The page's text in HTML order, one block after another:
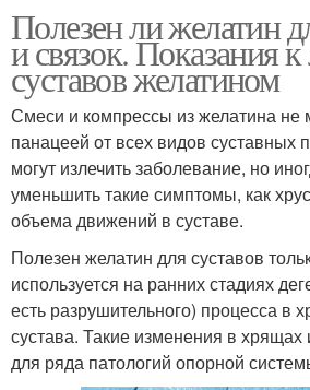
Полезен ли желатин
и связок. Показания
суставов желатином
Смеси и компрессы из желатина не
панацеей от всех видов суставных
могут излечить заболевание, но
уменьшить такие симптомы, как
объема движений в суставе.
Полезен желатин для суставов
используется на ранних стадиях
есть разрушительного) процесса в
сустава. Такие изменения в хрящах
для ряда патологий опорной